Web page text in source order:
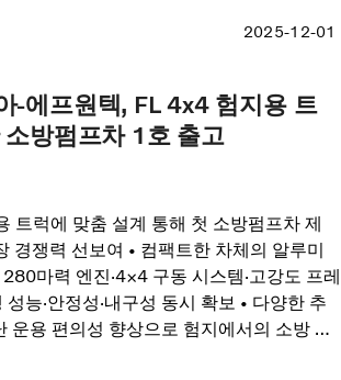
2025-12-01
-에프원텍, FL 4x4 험지용 트
방펌프차 1호 출고
트럭에 맞춤 설계 통해 첫 소방펌프차 제
경쟁력 선보여 • 컴팩트한 차체의 알루미
마력 엔진·4×4 구동 시스템·고강도 프레
능·안정성·내구성 동시 확보 • 다양한 추
운용 편의성 향상으로 험지에서의 소방 대